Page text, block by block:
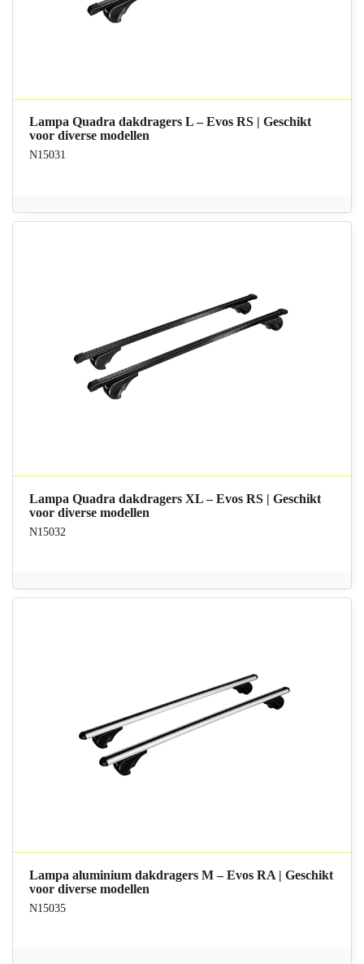
Lampa Quadra dakdragers L – Evos RS | Geschikt
voor diverse modellen
N15031
Lampa Quadra dakdragers XL – Evos RS | Geschikt
voor diverse modellen
N15032
Lampa aluminium dakdragers M – Evos RA | Geschikt
voor diverse modellen
N15035